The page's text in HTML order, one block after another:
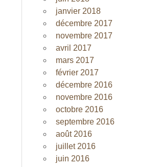
janvier 2018
décembre 2017
novembre 2017
avril 2017
mars 2017
février 2017
décembre 2016
novembre 2016
octobre 2016
septembre 2016
août 2016
juillet 2016
juin 2016